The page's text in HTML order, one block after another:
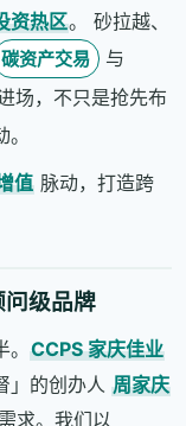
资热区。 砂拉越、
碳资产交易 与
场，不只是抢先布
值脉动，打造跨
问级品牌
CCPS 家庆佳业
」的创办人 周家庆
求。我们以